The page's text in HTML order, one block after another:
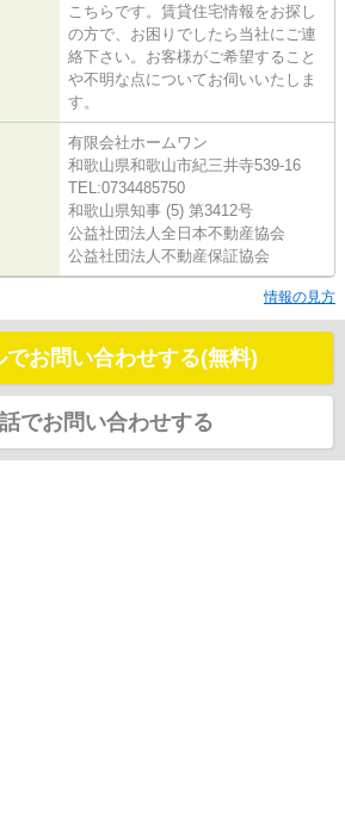
こちらです。賃貸住宅情報をお探し
の方で、お困りでしたら当社にご連
絡下さい。お客様がご希望すること
や不明な点についてお伺いいたしま
す。
有限会社ホームワン
和歌山県和歌山市紀三井寺539-16
TEL:0734485750
和歌山県知事 (5) 第3412号
公益社団法人全日本不動産協会
公益社団法人不動産保証協会
情報の見方
でお問い合わせする(無料)
でお問い合わせする